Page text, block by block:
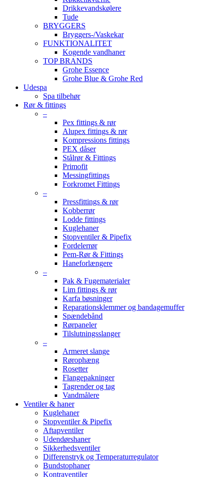
Drikkevandskølere
Tude
BRYGGERS
Bryggers-/Vaskekar
FUNKTIONALITET
Kogende vandhaner
TOP BRANDS
Grohe Essence
Grohe Blue & Grohe Red
Udespa
Spa tilbehør
Rør & fittings
–
Pex fittings & rør
Alupex fittings & rør
Kompressions fittings
PEX dåser
Stålrør & Fittings
Primofit
Messingfittings
Forkromet Fittings
–
Pressfittings & rør
Kobberrør
Lodde fittings
Kuglehaner
Stopventiler & Pipefix
Fordelerrør
Pem-Rør & Fittings
Haneforlængere
–
Pak & Fugematerialer
Lim fittings & rør
Karfa bøsninger
Reparationsklemmer og bandagemuffer
Spændebånd
Rørpaneler
Tilslutningsslanger
–
Armeret slange
Rørophæng
Rosetter
Flangepakninger
Tagrender og tag
Vandmålere
Ventiler & haner
Kuglehaner
Stopventiler & Pipefix
Aftapventiler
Udendørshaner
Sikkerhedsventiler
Differenstryk og Temperaturregulator
Bundstophaner
Kontraventiler